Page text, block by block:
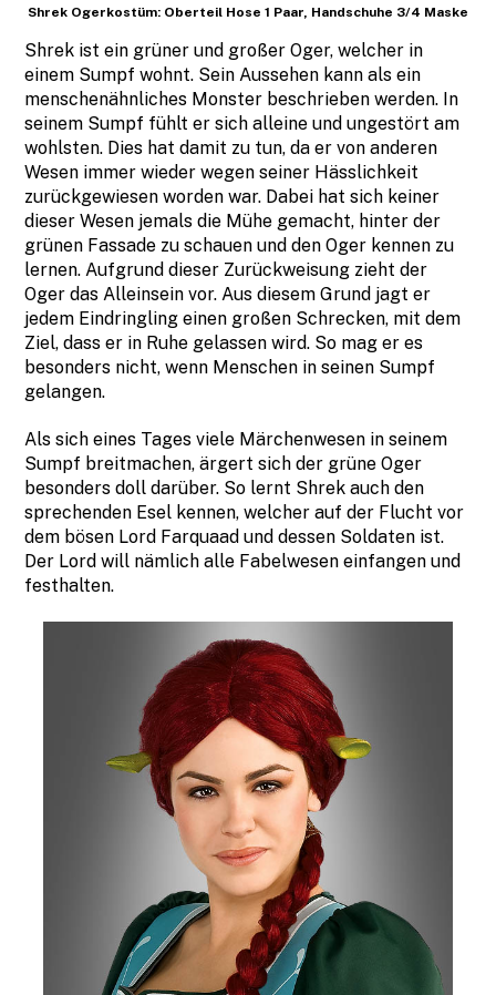
Shrek Ogerkostüm: Oberteil Hose 1 Paar, Handschuhe 3/4 Maske
Shrek ist ein grüner und großer Oger, welcher in
einem Sumpf wohnt. Sein Aussehen kann als ein
menschenähnliches Monster beschrieben werden. In
seinem Sumpf fühlt er sich alleine und ungestört am
wohlsten. Dies hat damit zu tun, da er von anderen
Wesen immer wieder wegen seiner Hässlichkeit
zurückgewiesen worden war. Dabei hat sich keiner
dieser Wesen jemals die Mühe gemacht, hinter der
grünen Fassade zu schauen und den Oger kennen zu
lernen. Aufgrund dieser Zurückweisung zieht der
Oger das Alleinsein vor. Aus diesem Grund jagt er
jedem Eindringling einen großen Schrecken, mit dem
Ziel, dass er in Ruhe gelassen wird. So mag er es
besonders nicht, wenn Menschen in seinen Sumpf
gelangen.
Als sich eines Tages viele Märchenwesen in seinem
Sumpf breitmachen, ärgert sich der grüne Oger
besonders doll darüber. So lernt Shrek auch den
sprechenden Esel kennen, welcher auf der Flucht vor
dem bösen Lord Farquaad und dessen Soldaten ist.
Der Lord will nämlich alle Fabelwesen einfangen und
festhalten.